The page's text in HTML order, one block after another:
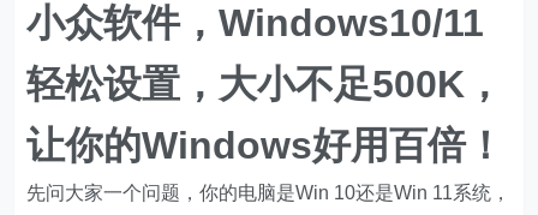
小众软件，Windows10/11
轻松设置，大小不足500K，
让你的Windows好用百倍！
先问大家一个问题，你的电脑是Win 10还是Win 11系统，